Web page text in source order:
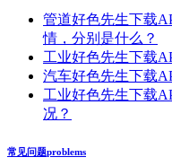
管道好色先生下载
情，分别是什么？
工业好色先生下载
汽车好色先生下载
工业好色先生下载
况？
常见问题problems